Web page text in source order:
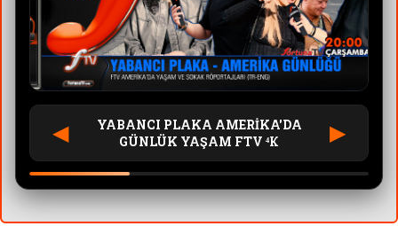
◀
YABANCI PLAKA AMERİKA'DA
GÜNLÜK YAŞAM FTV ⁴К
▶